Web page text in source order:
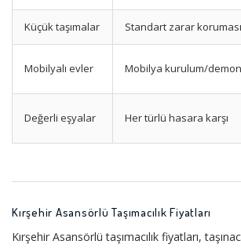
Küçük taşımalar Standart zarar koruması
Mobilyalı evler Mobilya kurulum/
Değerli eşyalar Her türlü hasara karşı
Kırşehir Asansörlü Taşımacılık Fiyatları
Kırşehir Asansörlü taşımacılık fiyatları,